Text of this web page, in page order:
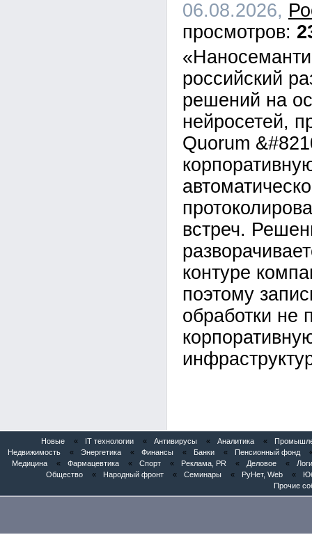
06.08.2026,
российский
решений на
нейросетей,
Quorum
встреч.
контуре
поэтому
обработки не
Новые « IT технологии « Антивирусы « Аналитика «
Недвижимость
« Энергетика « Финансы « Банки « Пенсионный фонд
Медицина
« Фармацевтика « Спорт « Реклама, PR « Деловое «
Общество
« Народный фронт « Семинары « РуНет, Web «
Прочие